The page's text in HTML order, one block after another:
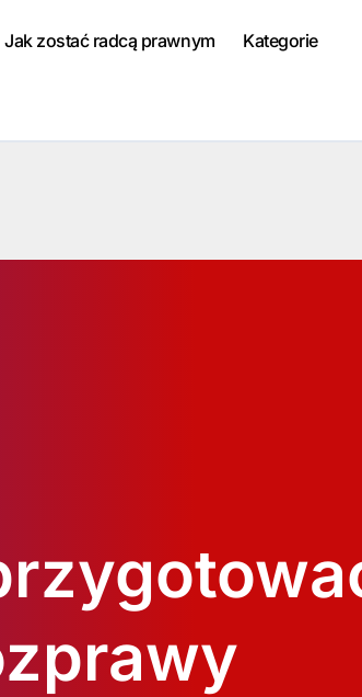
Jak zostać radcą prawnym Kategorie